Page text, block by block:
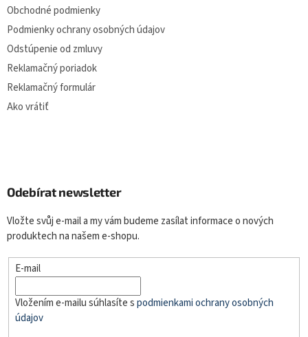
Obchodné podmienky
Podmienky ochrany osobných údajov
Odstúpenie od zmluvy
Reklamačný poriadok
Reklamačný formulár
Ako vrátiť
Odebírat newsletter
Vložte svůj e-mail a my vám budeme zasílat informace o nových
produktech na našem e-shopu.
E-mail
Vložením e-mailu súhlasíte spodmienkami ochrany osobných
údajov